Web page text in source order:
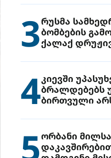
3რუსმა
ბომბების
ქალაქ
4კიევში
ბრალდებებს
ბირთვული
5ორბანი